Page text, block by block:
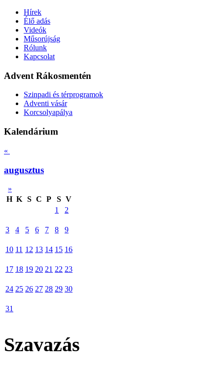
Hírek
Élő adás
Videók
Műsorújság
Rólunk
Kapcsolat
Advent Rákosmentén
Szinpadi és térprogramok
Adventi vásár
Korcsolyapálya
Kalendárium
«
augusztus
»
H K S C P S V
1
2
3 4 5 6 7 8 9
10 11 12 13 14 15 16
17 18 19 20 21 22 23
24 25 26 27 28 29 30
31
Szavazás